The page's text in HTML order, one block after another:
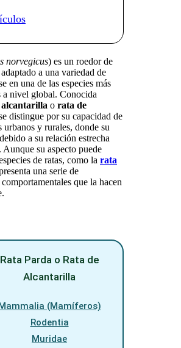
norvegicus) es un roedor de
a una variedad de
en una de las especies más
a nivel global. Conocida
o rata de
distingue por su capacidad de
urbanos y rurales, donde su
a su relación estrecha
Aunque su aspecto puede
de ratas, como la rata
una serie de
que la hacen
Rata Parda o Rata de
Alcantarilla
Mammalia (Mamíferos)
Rodentia
Muridae